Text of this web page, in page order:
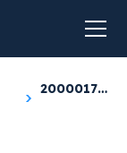
20000174069